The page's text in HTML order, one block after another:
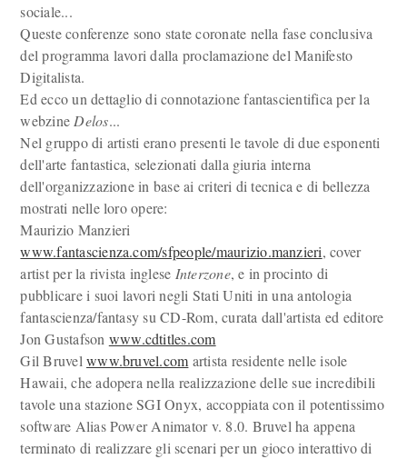
sociale...
Queste conferenze sono state coronate nella fase conclusiva
del programma lavori dalla proclamazione del Manifesto
Digitalista.
Ed ecco un dettaglio di connotazione fantascientifica per la
webzine Delos...
Nel gruppo di artisti erano presenti le tavole di due esponenti
dell'arte fantastica, selezionati dalla giuria interna
dell'organizzazione in base ai criteri di tecnica e di bellezza
mostrati nelle loro opere:
Maurizio Manzieri
www.fantascienza.com/sfpeople/maurizio.manzieri, cover
artist per la rivista inglese Interzone, e in procinto di
pubblicare i suoi lavori negli Stati Uniti in una antologia
fantascienza/fantasy su CD-Rom, curata dall'artista ed editore
Jon Gustafson www.cdtitles.com
Gil Bruvelwww.bruvel.com artista residente nelle isole
Hawaii, che adopera nella realizzazione delle sue incredibili
tavole una stazione SGI Onyx, accoppiata con il potentissimo
software Alias Power Animator v. 8.0. Bruvel ha appena
terminato di realizzare gli scenari per un gioco interattivo di